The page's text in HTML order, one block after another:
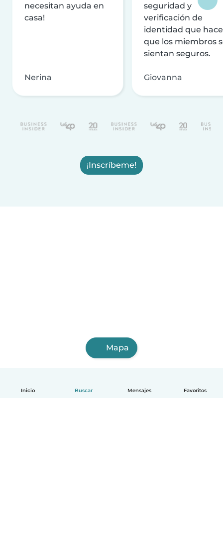
Inicio Buscar Mensajes Favoritos
necesitan ayuda en
casa!
Nerina
seguridad y
verificación de
identidad que
que los miembros
sientan seguros.
Giovanna
¡Inscríbeme!
Mapa